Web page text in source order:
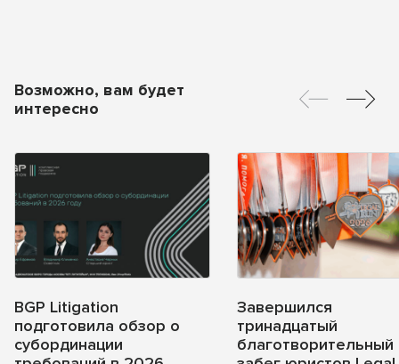
Возможно, вам будет
интересно
BGP Litigation
подготовила обзор о
субординации
Завершился
тринадцатый
благотворительный